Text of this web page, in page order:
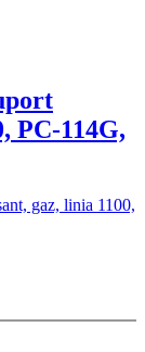
PC-114G,